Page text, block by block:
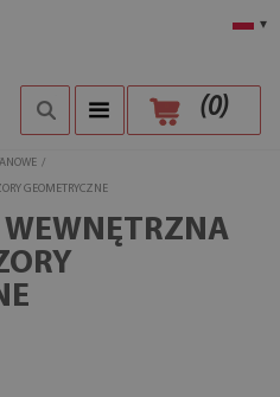
▾
(0)
/
GEOMETRYCZNE